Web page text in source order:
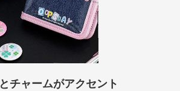
チャームがアクセント